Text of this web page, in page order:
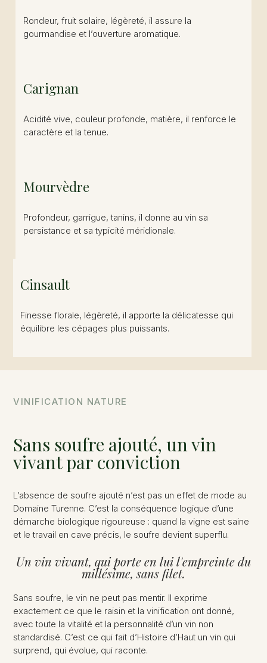
Rondeur, fruit solaire, légèreté, il assure la
gourmandise et l’ouverture aromatique.
Carignan
Acidité vive, couleur profonde, matière, il renforce le
caractère et la tenue.
Mourvèdre
Profondeur, garrigue, tanins, il donne au vin sa
persistance et sa typicité méridionale.
Cinsault
Finesse florale, légèreté, il apporte la délicatesse qui
équilibre les cépages plus puissants.
VINIFICATION NATURE
Sans soufre ajouté, un vin
vivant par conviction
L’absence de soufre ajouté n’est pas un effet de mode au
Domaine Turenne. C’est la conséquence logique d’une
démarche biologique rigoureuse : quand la vigne est saine
et le travail en cave précis, le soufre devient superflu.
Un vin vivant, qui porte en lui l'empreinte du
millésime, sans filet.
Sans soufre, le vin ne peut pas mentir. Il exprime
exactement ce que le raisin et la vinification ont donné,
avec toute la vitalité et la personnalité d’un vin non
standardisé. C’est ce qui fait d’Histoire d’Haut un vin qui
surprend, qui évolue, qui raconte.